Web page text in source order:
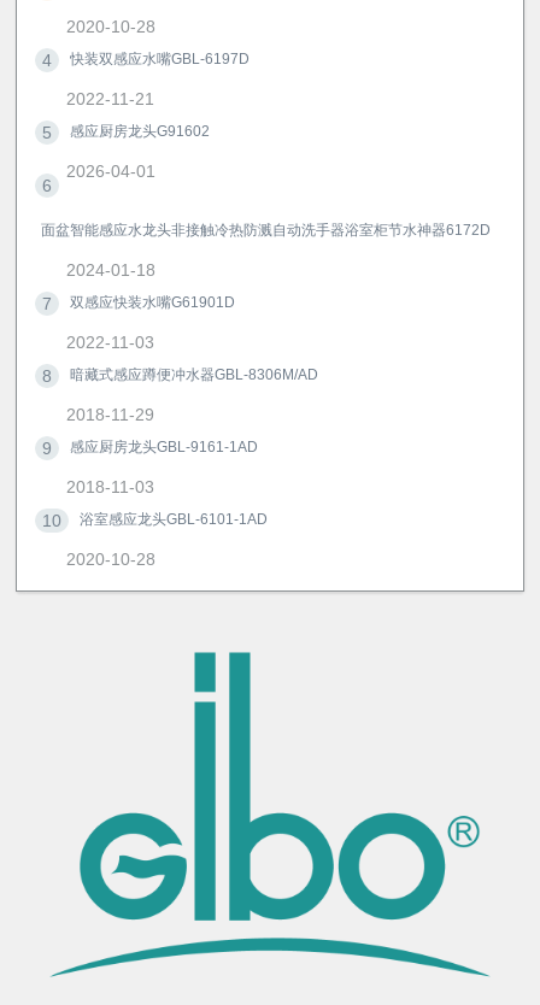
2020-10-28
4
快装双感应水嘴GBL-6197D
2022-11-21
5
感应厨房龙头G91602
2026-04-01
6
面盆智能感应水龙头非接触冷热防溅自动洗手器浴室柜节水神器6172D
2024-01-18
7
双感应快装水嘴G61901D
2022-11-03
8
暗藏式感应蹲便冲水器GBL-8306M/AD
2018-11-29
9
感应厨房龙头GBL-9161-1AD
2018-11-03
10
浴室感应龙头GBL-6101-1AD
2020-10-28